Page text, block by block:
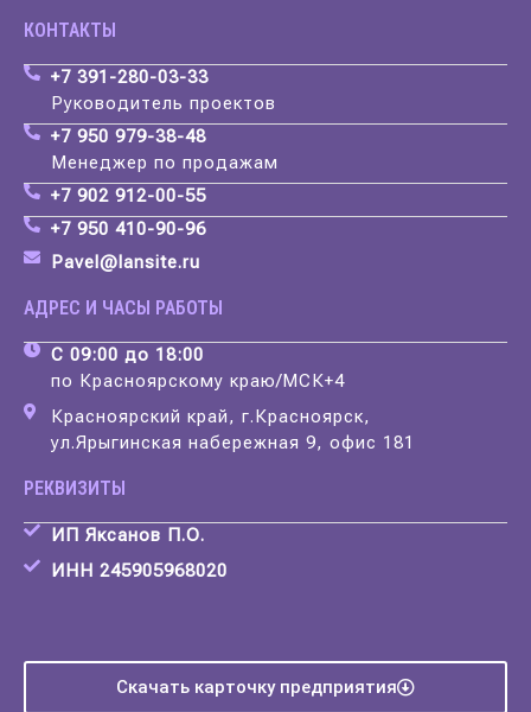
КОНТАКТЫ
+7 391-280-03-33
Руководитель проектов
+7 950 979-38-48
Менеджер по продажам
+7 902 912-00-55
+7 950 410-90-96
Pavel@lansite.ru
АДРЕС И ЧАСЫ РАБОТЫ
С 09:00 до 18:00
по Красноярскому краю/МСК+4
Красноярский край, г.Красноярск,
ул.Ярыгинская набережная 9, офис 181
РЕКВИЗИТЫ
ИП Яксанов П.О.
ИНН 245905968020
Скачать карточку предприятия